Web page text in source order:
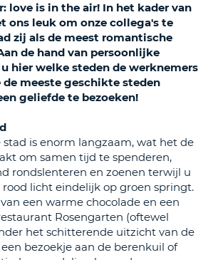
love is in the air! In het kader van
ons leuk om onze collega's te
zij als de meest romantische
de hand van persoonlijke
hier welke steden de werknemers
de meeste geschikte steden
geliefde te bezoeken!
is enorm langzaam, wat het de
om samen tijd te spenderen,
rondslenteren en zoenen terwijl u
licht eindelijk op groen springt.
een warme chocolade en een
Rosengarten (oftewel
het schitterende uitzicht van de
bezoekje aan de berenkuil of